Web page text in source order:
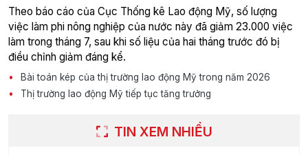
Theo báo cáo của Cục Thống kê Lao động Mỹ, số lượng
việc làm phi nông nghiệp của nước này đã giảm 23.000 việc
làm trong tháng 7, sau khi số liệu của hai tháng trước đó bị
điều chỉnh giảm đáng kể.
Bài toán kép của thị trường lao động Mỹ trong năm 2026
Thị trường lao động Mỹ tiếp tục tăng trưởng
TIN XEM NHIỀU